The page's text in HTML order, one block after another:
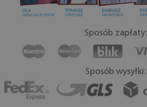
Sposób zapłaty:
Sposób wysyłki: